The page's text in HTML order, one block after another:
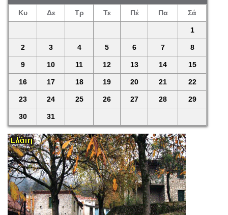
Κυ Δε Τρ Τε Πέ Πα Σά
1
2 3 4 5 6 7 8
9 10 11 12 13 14 15
16 17 18 19 20 21 22
23 24 25 26 27 28 29
30 31